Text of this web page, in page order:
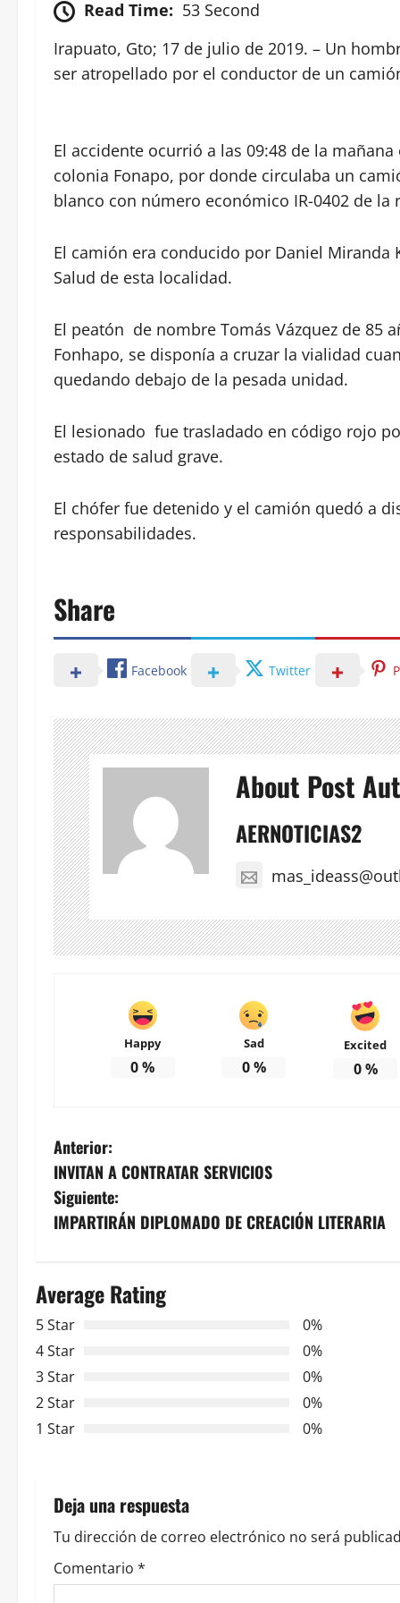
Read Time: 53 Second
Irapuato, Gto; 17 de julio de 2019. – Un
ser atropellado por el conductor de un
El accidente ocurrió a las 09:48 de la
colonia Fonapo, por donde circulaba un
blanco con número económico IR-0402 de la
El camión era conducido por Daniel
Salud de esta localidad.
El peatón de nombre Tomás Vázquez de 85
Fonhapo, se disponía a cruzar la vialidad
quedando debajo de la pesada unidad.
El lesionado fue trasladado en código rojo
estado de salud grave.
El chófer fue detenido y el camión quedó a
responsabilidades.
Share
Facebook Twitter
About Post
AERNOTICIAS2
Happy
0%
Sad
0%
Excited
0%
N
a
v
g
a
c
i
n
d
e
Anterior:
INVITAN A CONTRATAR SERVICIOS
Siguiente:
IMPARTIRÁN DIPLOMADO DE CREACIÓN LITERARIA
Average Rating
5 Star
0%
4 Star
0%
3 Star
0%
2 Star
0%
1 Star
0%
Deja una respuesta
Tu dirección de correo electrónico no será
Comentario *